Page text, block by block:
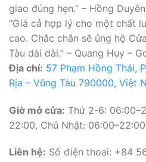
giao đúng hẹn.” – Hồng
“Giá cả hợp lý cho một chất
cao. Chắc chắn sẽ ủng hộ
Tàu dài dài.” – Quang Huy –
Địa chỉ: 57 Phạm Hồng Thái,
Rịa – Vũng Tàu 790000, Việt
Giờ mở cửa: Thứ 2-6:
22:00, Chủ Nhật:
Liên hệ: Số điện thoại: +84